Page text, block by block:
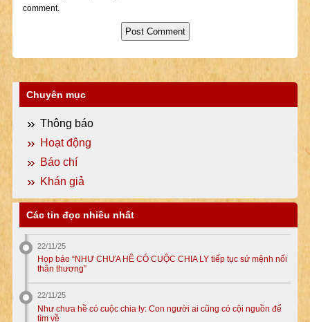
comment.
Chuyên mục
Thông báo
Hoạt động
Báo chí
Khán giả
Các tin đọc nhiều nhất
22/11/25
Họp báo “NHƯ CHƯA HỀ CÓ CUỘC CHIA LY tiếp tục sứ mệnh nối
thân thương”
22/11/25
Như chưa hề có cuộc chia ly: Con người ai cũng có cội nguồn để
tìm về